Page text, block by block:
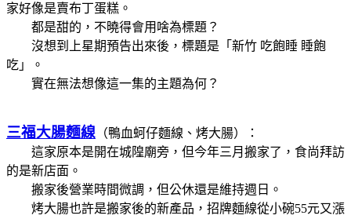
家好像是賣布丁蛋糕。
都是甜的，不曉得會用啥為標題？
沒想到上星期預告出來後，標題是「新竹 吃飽睡 睡飽
吃」。
實在無法想像這一集的主題為何？
三福大腸麵線 （鴨血蚵仔麵線、烤大腸）：
這家原本是開在城隍廟旁，但今年三月搬家了， 食尚拜訪
的是新店面 。
搬家後營業時間微調，但公休還是維持週日。
烤大腸也許是搬家後的新產品，招牌麵線從小碗55元又漲